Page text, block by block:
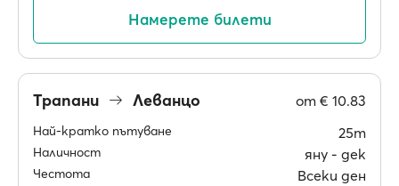
Намерете билети
Трапани Леванцо от € 10.83
Най-кратко пътуване 25m
Наличност яну ‐ дек
Честота Всеки ден